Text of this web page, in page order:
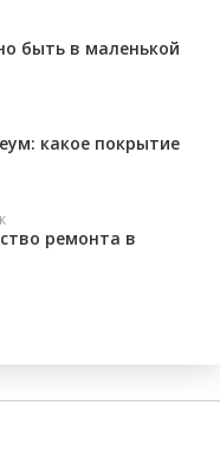
быть в маленькой
какое покрытие
ремонта в